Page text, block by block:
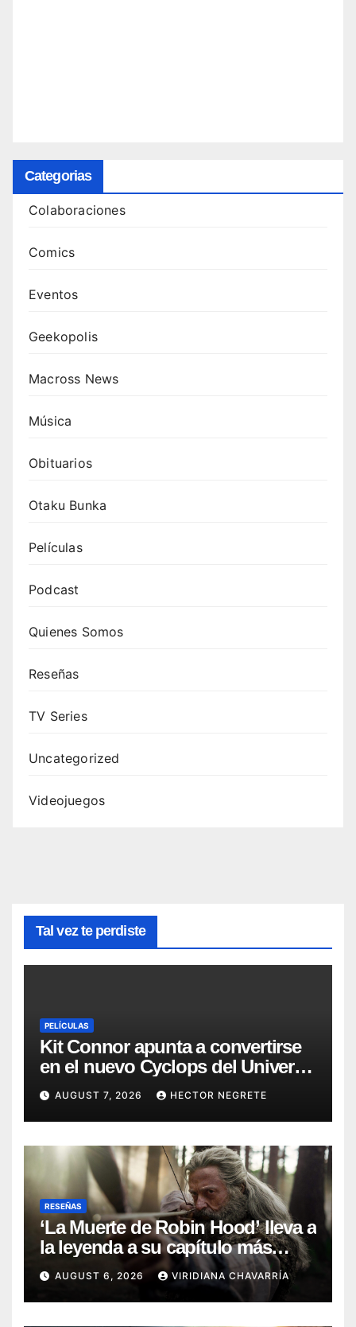
Categorias
Colaboraciones
Comics
Eventos
Geekopolis
Macross News
Música
Obituarios
Otaku Bunka
Películas
Podcast
Quienes Somos
Reseñas
TV Series
Uncategorized
Videojuegos
Tal vez te perdiste
PELÍCULAS
Kit Connor apunta a convertirse
en el nuevo Cyclops del Universo
Marvel
AUGUST 7, 2026 HECTOR NEGRETE
RESEÑAS
‘La Muerte de Robin Hood’ lleva a
la leyenda a su capítulo más
oscuro (Reseña)
AUGUST 6, 2026 VIRIDIANA CHAVARRÍA